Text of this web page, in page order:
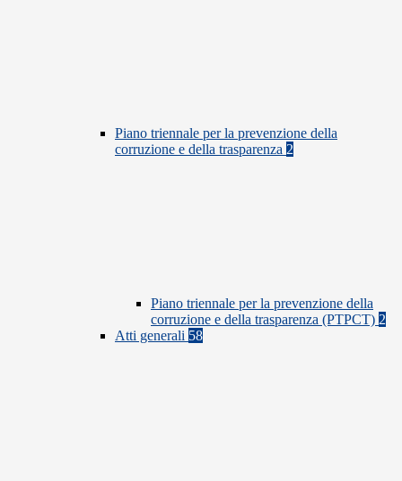
Piano triennale per la prevenzione della
corruzione e della trasparenza 2
Piano triennale per la prevenzione della
corruzione e della trasparenza (PTPCT) 2
Atti generali 58